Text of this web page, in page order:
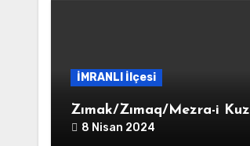
İMRANLI İlçesi
Zımak/Zımaq/Mezra-i Kuz
8 Nisan 2024